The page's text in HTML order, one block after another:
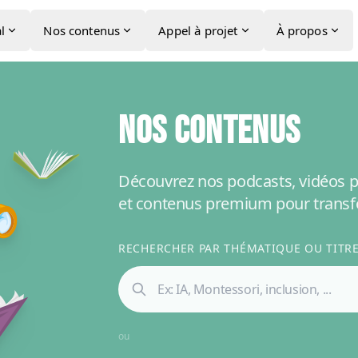
Nos contenus Appel à projet À propos
NOS CONTENUS
Découvrez nos podcasts, vidéos
et contenus premium pour
RECHERCHER PAR THÉMATIQUE OU
ou